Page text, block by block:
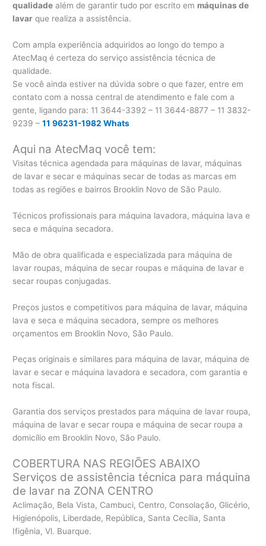
qualidade além de garantir tudo por escrito em máquinas de
lavar que realiza a assistência.
Com ampla experiência adquiridos ao longo do tempo a
AtecMaq é certeza do serviço assistência técnica de
qualidade.
Se você ainda estiver na dúvida sobre o que fazer, entre em
contato com a nossa central de atendimento e fale com a
gente, ligando para: 11 3644-3392 – 11 3644-8877 – 11 3832-
9239 –11 96231-1982 Whats
Aqui na AtecMaq você tem:
Visitas técnica agendada para máquinas de lavar, máquinas
de lavar e secar e máquinas secar de todas as marcas em
todas as regiões e bairros Brooklin Novo de São Paulo.
Técnicos profissionais para máquina lavadora, máquina lava e
seca e máquina secadora.
Mão de obra qualificada e especializada para máquina de
lavar roupas, máquina de secar roupas e máquina de lavar e
secar roupas conjugadas.
Preços justos e competitivos para máquina de lavar, máquina
lava e seca e máquina secadora, sempre os melhores
orçamentos em Brooklin Novo, São Paulo.
Peças originais e similares para máquina de lavar, máquina de
lavar e secar e máquina lavadora e secadora, com garantia e
nota fiscal.
Garantia dos serviços prestados para máquina de lavar roupa,
máquina de lavar e secar roupa e máquina de secar roupa a
domicílio em Brooklin Novo, São Paulo.
COBERTURA NAS REGIÕES ABAIXO
Serviços de assistência técnica para máquina
de lavar na ZONA CENTRO
Aclimação, Bela Vista, Cambuci, Centro, Consolação, Glicério,
Higienópolis, Liberdade, República, Santa Cecília, Santa
Ifigênia, Vl. Buarque.